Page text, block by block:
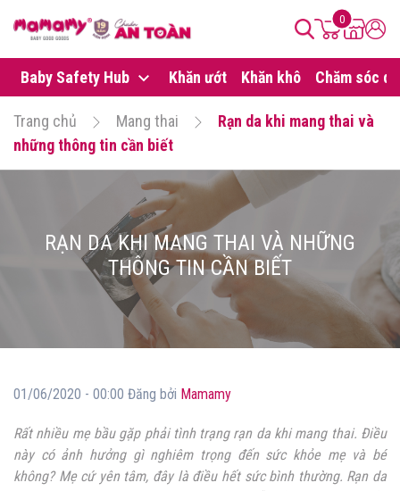
0
Baby Safety Hub Khăn ướt Khăn khô Chăm sóc da
Trang chủ Mang thai
Rạn da khi mang thai và
những thông tin cần biết
RẠN DA KHI MANG THAI VÀ NHỮNG
THÔNG TIN CẦN BIẾT
01/06/2020 - 00:00 Đăng bởi Mamamy
Rất nhiều mẹ bầu gặp phải tình trạng rạn da khi mang thai. Điều
này có ảnh hưởng gì nghiêm trọng đến sức khỏe mẹ và bé
không? Mẹ cứ yên tâm, đây là điều hết sức bình thường. Rạn da